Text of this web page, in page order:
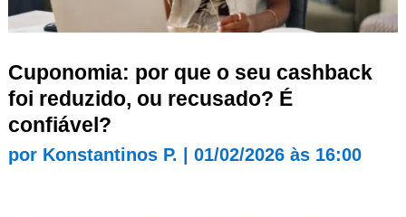
Cuponomia: por que o seu cashback
foi reduzido, ou recusado? É
confiável?
por Konstantinos P. 01/02/2026 às 16:00